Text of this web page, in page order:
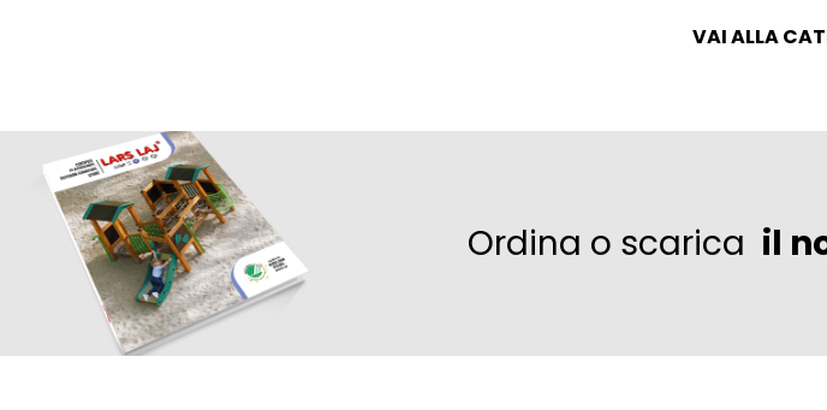
offrendo un’aggiunta robusta all’attrezzatura da Playground e ai percorsi avventura.
coinvolgenti che promuovono stili di vita attivi.
VAI ALLA
Ordina o scarica il